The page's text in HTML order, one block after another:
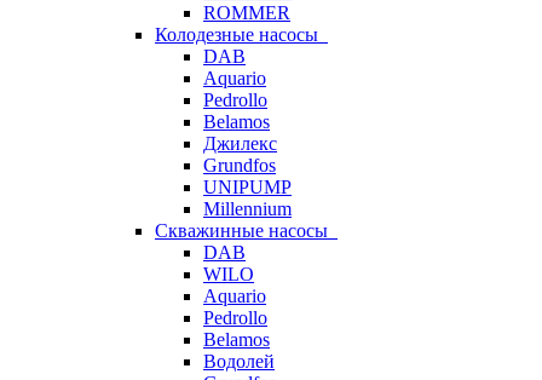
ROMMER
Колодезные насосы
DAB
Aquario
Pedrollo
Belamos
Джилекс
Grundfos
UNIPUMP
Millennium
Скважинные насосы
DAB
WILO
Aquario
Pedrollo
Belamos
Водолей